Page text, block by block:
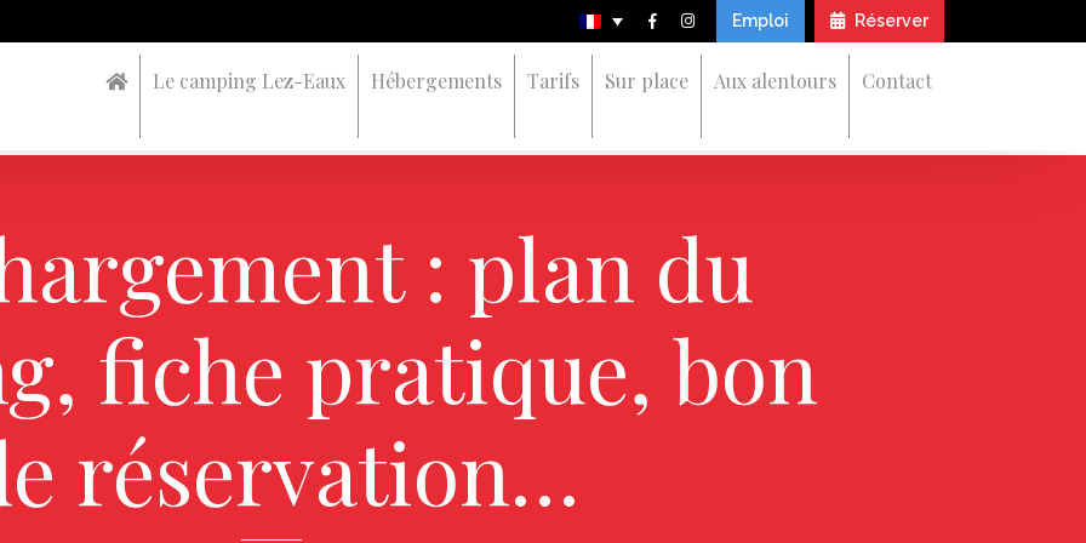
Emploi Réserver
Le camping Lez-Eaux Hébergements Tarifs Sur place Aux alentours Contact
: plan du
fiche pratique, bon
réservation…